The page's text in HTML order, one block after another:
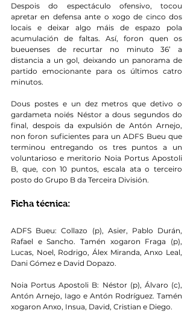
Despois do espectáculo ofensivo, tocou
apretar en defensa ante o xogo de cinco dos
locais e deixar algo máis de espazo pola
acumulación de faltas. Así, foron quen os
bueuenses de recurtar no minuto 36’ a
distancia a un gol, deixando un panorama de
partido emocionante para os últimos catro
minutos.
Dous postes e un dez metros que detivo o
gardameta noiés Néstor a dous segundos do
final, despois da expulsión de Antón Arnejo,
non foron suficientes para un ADFS Bueu que
terminou entregando os tres puntos a un
voluntarioso e meritorio Noia Portus Apostoli
B, que, con 10 puntos, escala ata o terceiro
posto do Grupo B da Terceira División.
Ficha técnica:
ADFS Bueu: Collazo (p), Asier, Pablo Durán,
Rafael e Sancho. Tamén xogaron Fraga (p),
Lucas, Noel, Rodrigo, Álex Miranda, Anxo Leal,
Dani Gómez e David Dopazo.
Noia Portus Apostoli B: Néstor (p), Álvaro (c),
Antón Arnejo, Iago e Antón Rodríguez. Tamén
xogaron Anxo, Insua, David, Cristian e Diego.